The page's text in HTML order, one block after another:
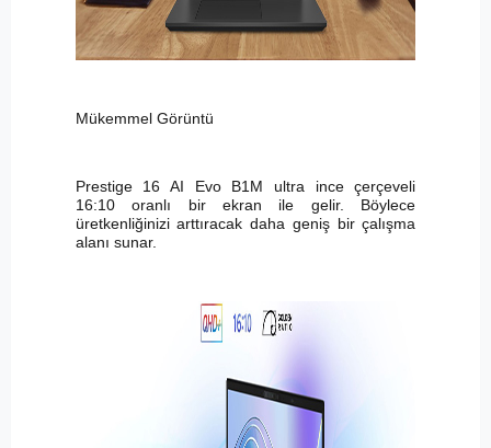
Mükemmel Görüntü
Prestige 16 AI Evo B1M ultra ince çerçeveli
16:10 oranlı bir ekran ile gelir. Böylece
üretkenliğinizi arttıracak daha geniş bir çalışma
alanı sunar.